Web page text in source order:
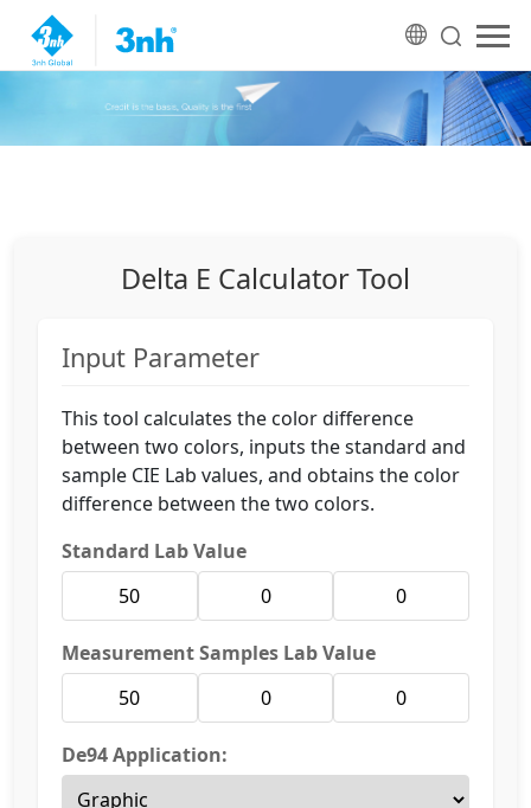
Delta E Calculator Tool
Input Parameter
This tool calculates the color difference
between two colors, inputs the standard and
sample CIE Lab values, and obtains the color
difference between the two colors.
Standard Lab Value
Measurement Samples Lab Value
De94 Application: